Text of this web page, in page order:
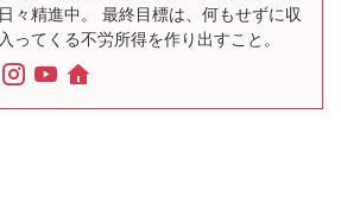
々精進中。 最終目標は、何もせずに収
ってくる不労所得を作り出すこと。